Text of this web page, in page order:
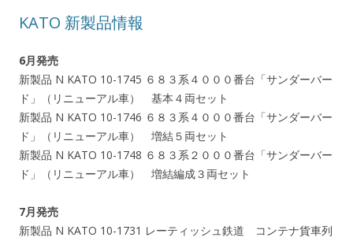
KATO 新製品情報
6月発売
新製品 N KATO 10-1745 ６８３系４０００番台「サンダーバー
ド」（リニューアル車） 基本４両セット
新製品 N KATO 10-1746 ６８３系４０００番台「サンダーバー
ド」（リニューアル車） 増結５両セット
新製品 N KATO 10-1748 ６８３系２０００番台「サンダーバー
ド」（リニューアル車） 増結編成３両セット
7月発売
新製品 N KATO 10-1731 レーティッシュ鉄道 コンテナ貨車列